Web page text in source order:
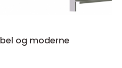
og moderne